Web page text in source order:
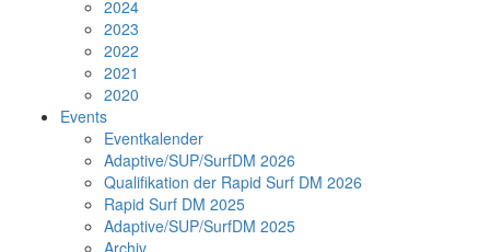
2024
2023
2022
2021
2020
Events
Eventkalender
Adaptive/SUP/SurfDM 2026
Qualifikation der Rapid Surf DM 2026
Rapid Surf DM 2025
Adaptive/SUP/SurfDM 2025
Archiv